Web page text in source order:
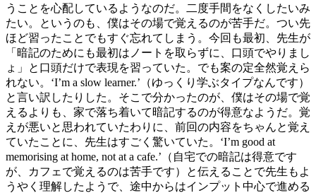
うことを心配しているようなのだ。二度手間をなくしたいみ
たい。というのも、僕はその場で覚えるのが苦手だ。つい先
ほど習ったことでもすぐ忘れてしまう。今回も最初、先生が
「暗記のためにも最初はノートを取らずに、口頭でやりまし
ょ」と口頭だけで表現を習っていた。でも案の定全然覚えら
れない。‘I’m a slow learner.’（ゆっくり学ぶタイプなんです）
と言い訳したりした。そこで分かったのが、僕はその場で覚
えるよりも、家で落ち着いて暗記するのが得意なようだ。覚
えが悪いと思われていたわりに、前回の内容をちゃんと覚え
ていたことに、先生はすごく驚いていた。‘I’m good at
memorising at home, not at a cafe.’（自宅での暗記は得意です
が、カフェで覚えるのは苦手です）と伝えることで先生もよ
うやく理解したようで、途中からはインプット中心で進める